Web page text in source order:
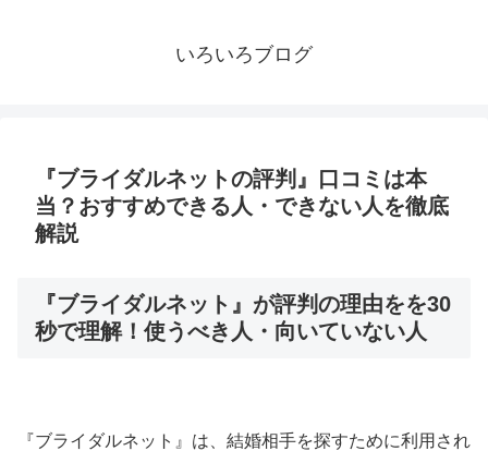
いろいろブログ
『ブライダルネットの評判』口コミは本
当？おすすめできる人・できない人を徹底
解説
『ブライダルネット』が評判の理由をを30
秒で理解！使うべき人・向いていない人
『ブライダルネット』は、結婚相手を探すために利用され